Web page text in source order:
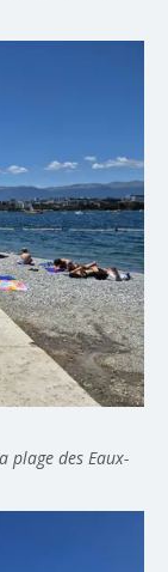
plage des Eaux-